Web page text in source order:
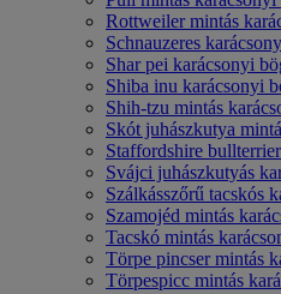
Rottweiler mintás
Schnauzeres
Shar pei karácsonyi
Shiba inu karácsonyi
Shih-tzu mintás
Skót juhászkutya
Staffordshire
Svájci juhászkutyás
Szálkásszőrű tacskós
Szamojéd mintás
Tacskó mintás
Törpe pincser mintás
Törpespicc mintás